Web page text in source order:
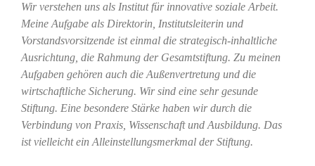
Wir verstehen uns als Institut für innovative soziale Arbeit.
Meine Aufgabe als Direktorin, Institutsleiterin und
Vorstandsvorsitzende ist einmal die strategisch-inhaltliche
Ausrichtung, die Rahmung der Gesamtstiftung. Zu meinen
Aufgaben gehören auch die Außenvertretung und die
wirtschaftliche Sicherung. Wir sind eine sehr gesunde
Stiftung. Eine besondere Stärke haben wir durch die
Verbindung von Praxis, Wissenschaft und Ausbildung. Das
ist vielleicht ein Alleinstellungsmerkmal der Stiftung.